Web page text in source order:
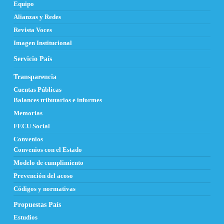
Equipo
Alianzas y Redes
Revista Voces
Imagen Institucional
Servicio País
Transparencia
Cuentas Públicas
Balances tributarios e informes
Memorias
FECU Social
Convenios
Convenios con el Estado
Modelo de cumplimiento
Prevención del acoso
Códigos y normativas
Propuestas País
Estudios